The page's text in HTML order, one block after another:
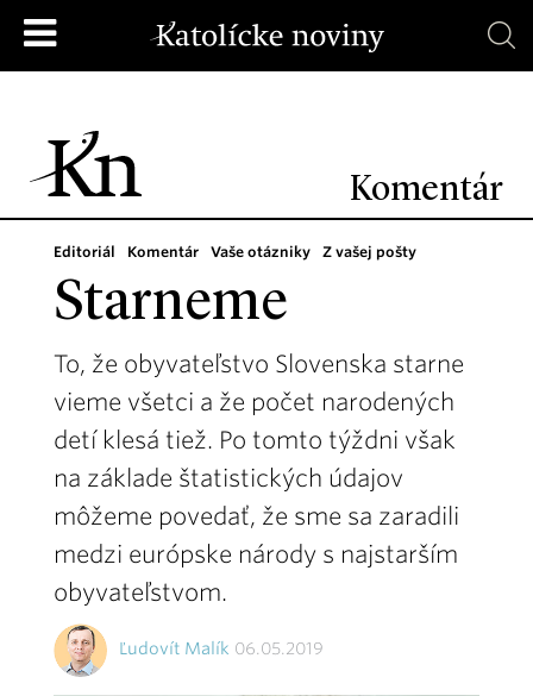
Komentár
Editoriál Komentár Vaše otázniky Z vašej pošty
Starneme
To, že obyvateľstvo Slovenska starne
vieme všetci a že počet narodených
detí klesá tiež. Po tomto týždni však
na základe štatistických údajov
môžeme povedať, že sme sa zaradili
medzi európske národy s najstarším
obyvateľstvom.
Ľudovít Malík 06.05.2019